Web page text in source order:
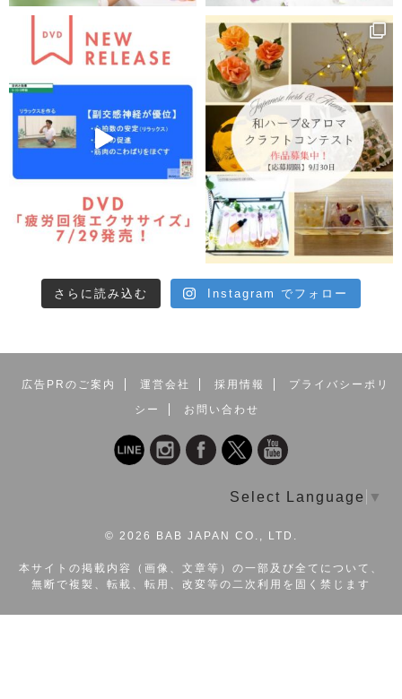
さらに読み込む Instagram でフォロー
広告PRのご案内 運営会社 採用情報
プライバシーポリ
シー
お問い合わせ
Select Language ▼
© 2026 BAB JAPAN CO., LTD.
本サイトの掲載内容（画像、文章等）の一部及び全てについて、
無断で複製、転載、転用、改変等の二次利用を固く禁じます